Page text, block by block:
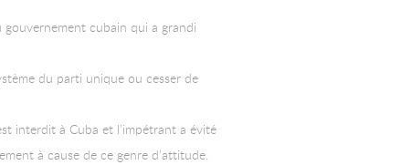
gouvernement cubain qui a grandi
du parti unique ou cesser de
interdit à Cuba et l’impétrant a évité
à cause de ce genre d’attitude.